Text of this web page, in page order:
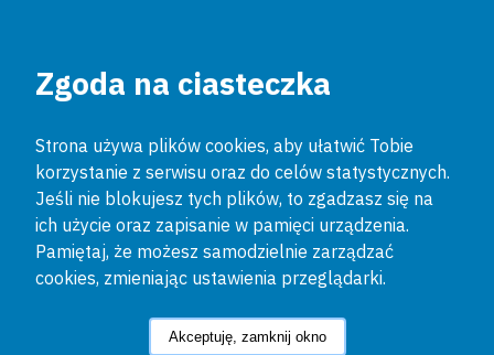
Zgoda na ciasteczka
Strona używa plików cookies, aby ułatwić Tobie
korzystanie z serwisu oraz do celów statystycznych.
Jeśli nie blokujesz tych plików, to zgadzasz się na
ich użycie oraz zapisanie w pamięci urządzenia.
Pamiętaj, że możesz samodzielnie zarządzać
cookies, zmieniając ustawienia przeglądarki.
Akceptuję, zamknij okno